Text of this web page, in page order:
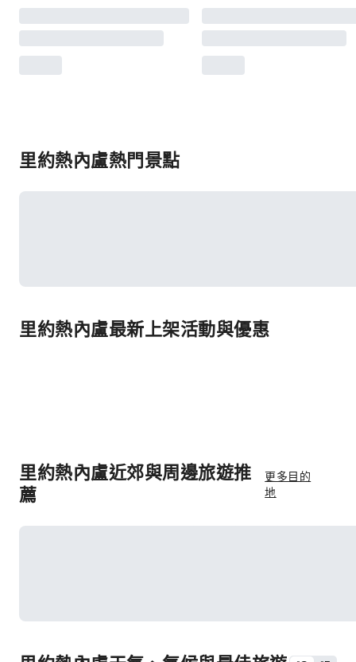
里約熱內盧熱門景點
里約熱內盧最新上架活動與優惠
里約熱內盧近郊與周邊旅遊推
薦
更多目的
地